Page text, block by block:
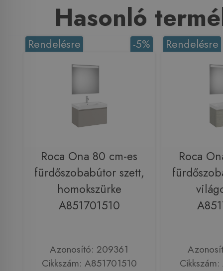
Hasonló
-5%
Rendelésre
Roca Ona 80 cm-es
fürdőszobabútor szett,
homokszürke
A851701510
Azonosító: 209361
Cikkszám: A851701510
Rendelésre
Roca